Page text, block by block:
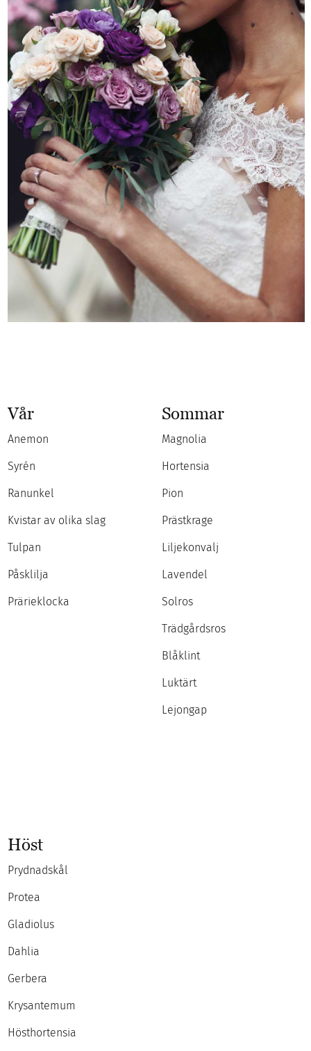
Vår
Anemon
Syrén
Ranunkel
Kvistar av olika slag
Tulpan
Påsklilja
Prärieklocka
Sommar
Magnolia
Hortensia
Pion
Prästkrage
Liljekonvalj
Lavendel
Solros
Trädgårdsros
Blåklint
Luktärt
Lejongap
Höst
Prydnadskål
Protea
Gladiolus
Dahlia
Gerbera
Krysantemum
Hösthortensia